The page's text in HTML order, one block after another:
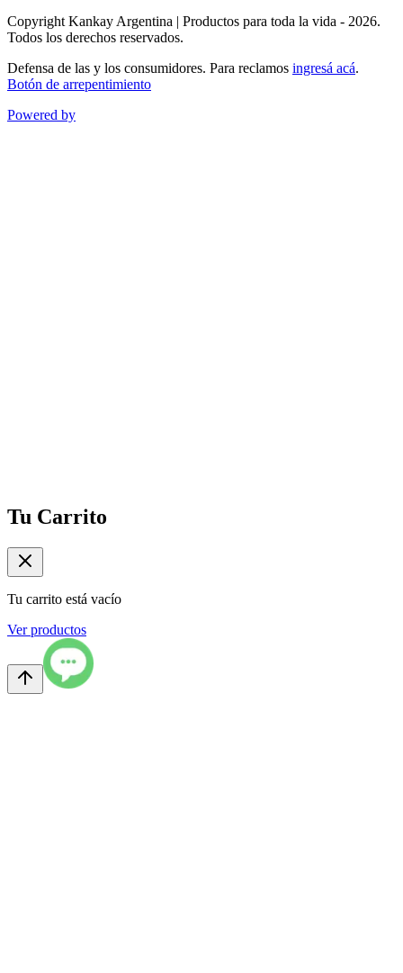
Copyright Kankay Argentina | Productos para toda la vida - 2026.
Todos los derechos reservados.
Defensa de las y los consumidores. Para reclamos ingresá acá.
Botón de arrepentimiento
Powered by
Tu Carrito
Tu carrito está vacío
Ver productos